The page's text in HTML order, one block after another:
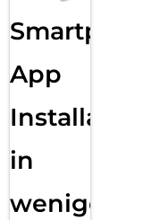
Smartphone
App
Installation
in
wenigen